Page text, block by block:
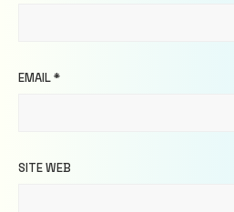
EMAIL*
SITE WEB